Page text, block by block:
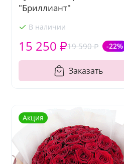
"Бриллиант"
В наличии
19 590 ₽ -22%
15 250 ₽
Заказать
Акция